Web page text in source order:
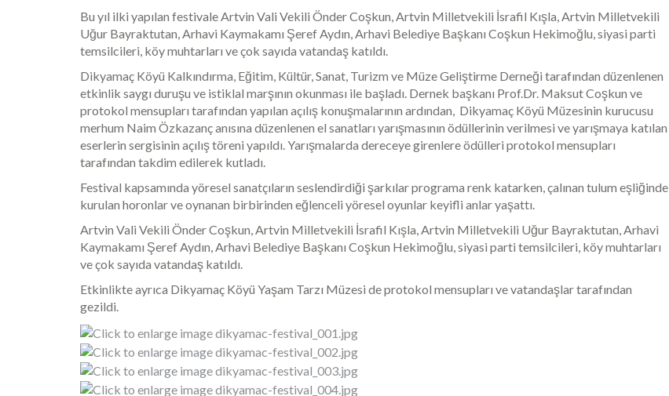
Bu yıl ilki yapılan festivale Artvin Vali Vekili Önder Coşkun, Artvin Milletvekili İsrafil Kışla, Artvin Milletvekili
Uğur Bayraktutan, Arhavi Kaymakamı Şeref Aydın, Arhavi Belediye Başkanı Coşkun Hekimoğlu, siyasi parti
temsilcileri, köy muhtarları ve çok sayıda vatandaş katıldı.
Dikyamaç Köyü Kalkındırma, Eğitim, Kültür, Sanat, Turizm ve Müze Geliştirme Derneği tarafından düzenlenen
etkinlik saygı duruşu ve istiklal marşının okunması ile başladı. Dernek başkanı Prof.Dr. Maksut Coşkun ve
protokol mensupları tarafından yapılan açılış konuşmalarının ardından, Dikyamaç Köyü Müzesinin kurucusu
merhum Naim Özkazanç anısına düzenlenen el sanatları yarışmasının ödüllerinin verilmesi ve yarışmaya katılan
eserlerin sergisinin açılış töreni yapıldı. Yarışmalarda dereceye girenlere ödülleri protokol mensupları
tarafından takdim edilerek kutladı.
Festival kapsamında yöresel sanatçıların seslendirdiği şarkılar programa renk katarken, çalınan tulum eşliğinde
kurulan horonlar ve oynanan birbirinden eğlenceli yöresel oyunlar keyifli anlar yaşattı.
Artvin Vali Vekili Önder Coşkun, Artvin Milletvekili İsrafil Kışla, Artvin Milletvekili Uğur Bayraktutan, Arhavi
Kaymakamı Şeref Aydın, Arhavi Belediye Başkanı Coşkun Hekimoğlu, siyasi parti temsilcileri, köy muhtarları
ve çok sayıda vatandaş katıldı.
Etkinlikte ayrıca Dikyamaç Köyü Yaşam Tarzı Müzesi de protokol mensupları ve vatandaşlar tarafından
gezildi.